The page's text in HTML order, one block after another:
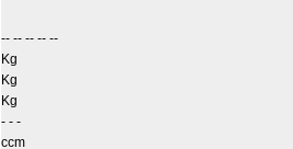
-- -- -- -- --
Kg
Kg
Kg
- - -
ccm